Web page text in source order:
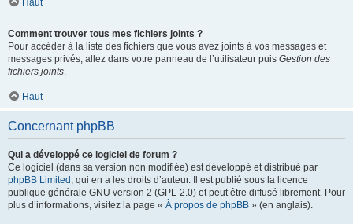
Haut
Comment trouver tous mes fichiers joints ?
Pour accéder à la liste des fichiers que vous avez joints à vos messages et
messages privés, allez dans votre panneau de l’utilisateur puis Gestion des
fichiers joints.
Haut
Concernant phpBB
Qui a développé ce logiciel de forum ?
Ce logiciel (dans sa version non modifiée) est développé et distribué par
phpBB Limited , qui en a les droits d’auteur. Il est publié sous la licence
publique générale GNU version 2 (GPL-2.0) et peut être diffusé librement. Pour
plus d’informations, visitez la page « À propos de phpBB » (en anglais).